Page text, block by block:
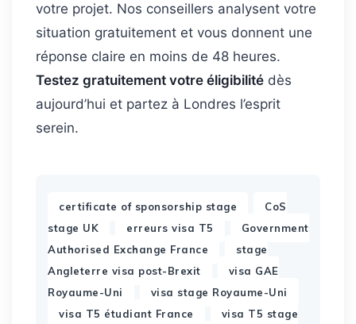
votre projet. Nos conseillers analysent votre
situation gratuitement et vous donnent une
réponse claire en moins de 48 heures.
Testez gratuitement votre éligibilité dès
aujourd’hui et partez à Londres l’esprit
serein.
certificate of sponsorship stage
CoS
stage UK
erreurs visa T5
Government
Authorised Exchange France
stage
Angleterre visa post-Brexit
visa GAE
Royaume-Uni
visa stage Royaume-Uni
visa T5 étudiant France
visa T5 stage